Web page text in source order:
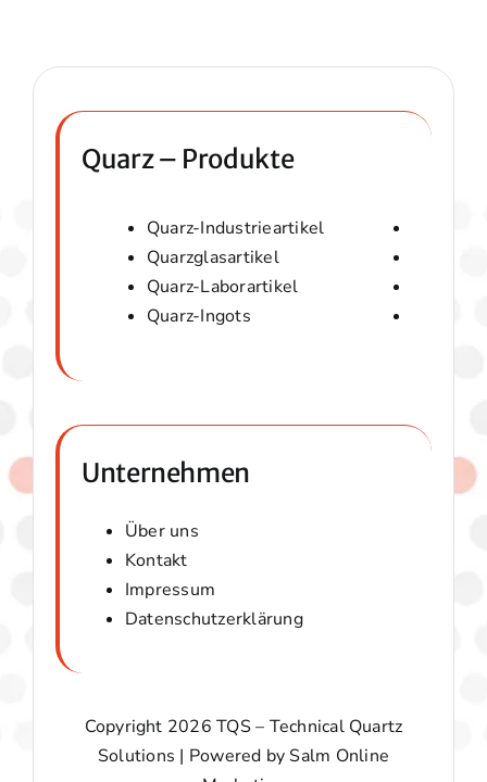
Quarz – Produkte
Quarz-Industrieartikel
Quarzglasartikel
Quarz-Laborartikel
Quarz-Ingots
Unternehmen
Über uns
Kontakt
Impressum
Datenschutzerklärung
Copyright 2026 TQS – Technical Quartz
Solutions | Powered by Salm Online